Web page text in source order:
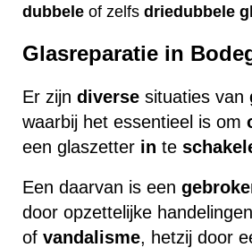
dubbele of zelfs driedubbele
Glasreparatie in
Er zijn diverse situaties van
waarbij het essentieel is om
een glaszetter in te
Een daarvan is een
door opzettelijke
of vandalisme, hetzij door